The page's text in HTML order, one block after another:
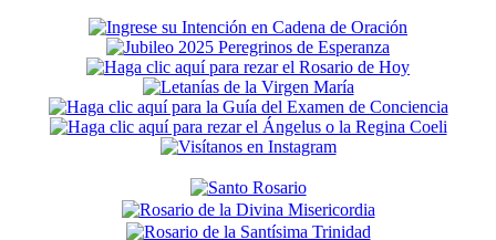
Secondary
Sidebar